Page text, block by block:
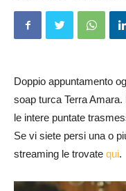
Doppio appuntamento
soap turca Terra Amara.
le intere puntate
Se vi siete persi una o
streaming le trovate qui.